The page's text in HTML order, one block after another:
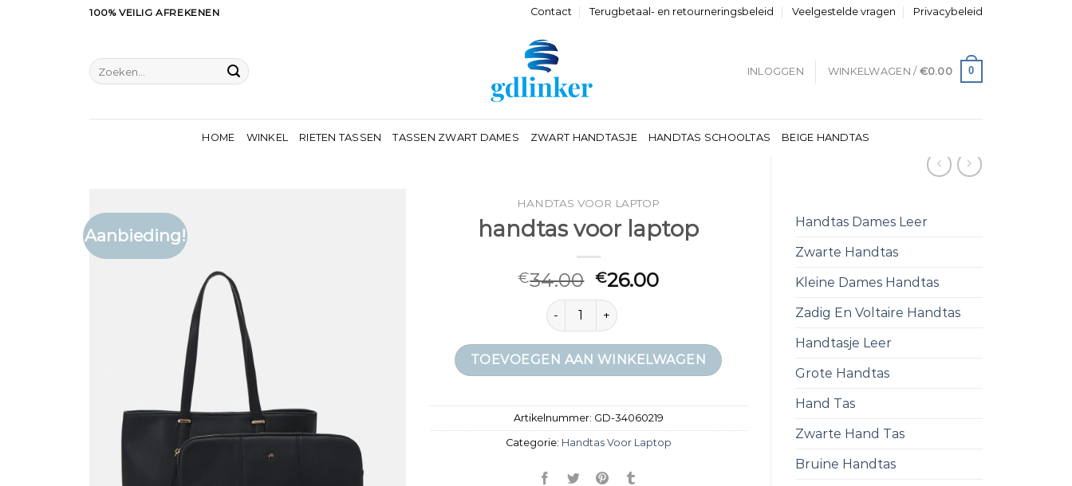
100% VEILIG AFREKENEN Contact Terugbetaal- en retourneringsbeleid Veelgestelde vragen Privacybeleid
Zoeken
naar:
INLOGGEN WINKELWAGEN / €0.00 0
HOME WINKEL RIETEN TASSEN TASSEN ZWART DAMES ZWART HANDTASJE HANDTAS SCHOOLTAS BEIGE HANDTAS
Handtas Dames Leer
Zwarte Handtas
Kleine Dames Handtas
Zadig En Voltaire Handtas
Handtasje Leer
Grote Handtas
Hand Tas
Zwarte Hand Tas
Bruine Handtas
Aanbieding!
HANDTAS VOOR LAPTOP
handtas voor laptop
€34.00 €26.00
handtas voor laptop aantal
TOEVOEGEN AAN WINKELWAGEN
Artikelnummer: GD-34060219
Categorie: Handtas Voor Laptop